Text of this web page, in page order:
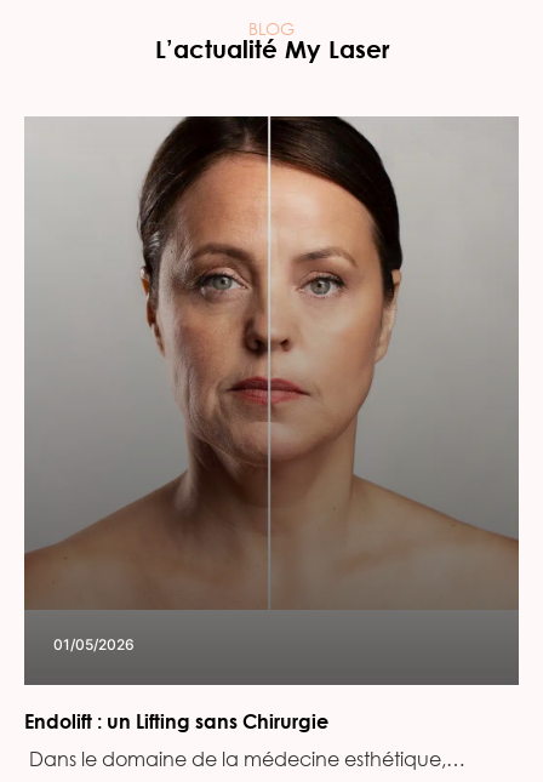
BLOG
L’actualité My Laser
01/05/2026
Endolift : un Lifting sans Chirurgie
‍ Dans le domaine de la médecine esthétique,…